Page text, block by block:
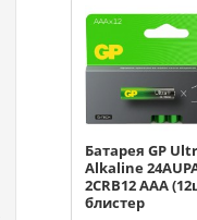
Батарея GP
Alkaline
2CRB12 AAA
блистер